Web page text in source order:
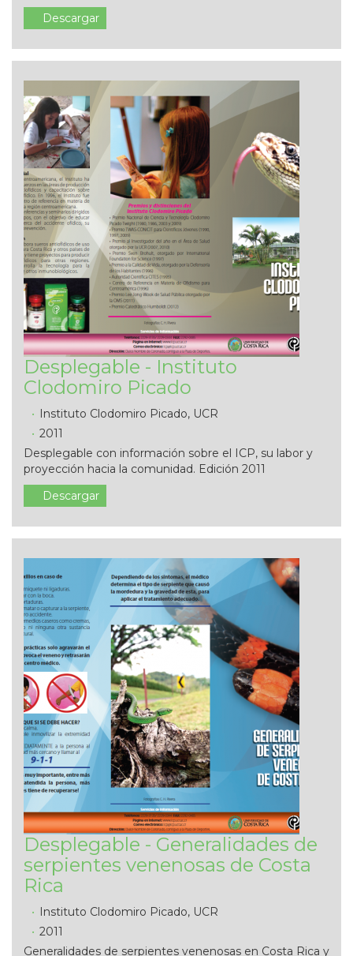
Descargar
Desplegable - Instituto
Clodomiro Picado
Instituto Clodomiro Picado, UCR
2011
Desplegable con información sobre el ICP, su labor y
proyección hacia la comunidad. Edición 2011
Descargar
Desplegable - Generalidades de
serpientes venenosas de Costa
Rica
Instituto Clodomiro Picado, UCR
2011
Generalidades de serpientes venenosas en Costa Rica y